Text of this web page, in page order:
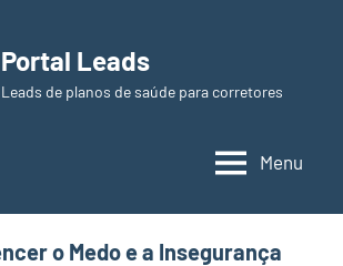
Portal Leads
Leads de planos de saúde para corretores
Menu
o Medo e a Insegurança